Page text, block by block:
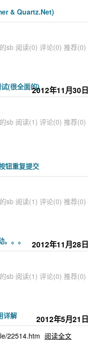
& Quartz.Net)
sb 阅读(0) 评论(0) 推荐(0)
2012年11月30日
(很全面的)
sb 阅读(1) 评论(0) 推荐(0)
钮重复提交
sb 阅读(1) 评论(0) 推荐(0)
2012年11月28日
。。
sb 阅读(1) 评论(0) 推荐(0)
2012年5月21日
详解
22514.htm 阅读全文